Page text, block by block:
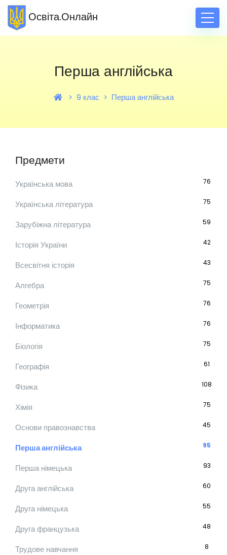
Освіта.Онлайн
Перша англійська
9 клас Перша англійська
Предмети
Українська мова 76
Українська література 75
Зарубіжна література 59
Історія України 42
Всесвітня історія 43
Алгебра 75
Геометрія 76
Інформатика 76
Біологія 75
Географія 61
Фізика 108
Хімія 75
Основи правознавства 45
Перша англійська 95
Перша німецька 93
Друга англійська 60
Друга німецька 55
Друга французька 48
Трудове навчання 8